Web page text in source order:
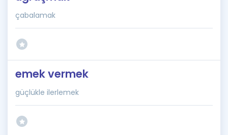
çabalamak
emek vermek
güçlükle ilerlemek